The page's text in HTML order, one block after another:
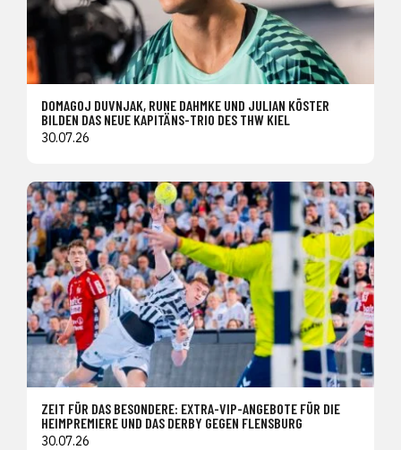
DOMAGOJ DUVNJAK, RUNE DAHMKE UND JULIAN KÖSTER
BILDEN DAS NEUE KAPITÄNS-TRIO DES THW KIEL
30.07.26
ZEIT FÜR DAS BESONDERE: EXTRA-VIP-ANGEBOTE FÜR DIE
HEIMPREMIERE UND DAS DERBY GEGEN FLENSBURG
30.07.26